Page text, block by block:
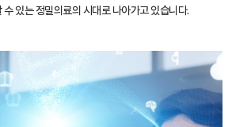
있는 정밀의료의 시대로 나아가고 있습니다.